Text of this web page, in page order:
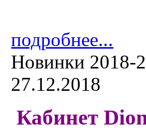
подробнее...
Новинки 2018-
27.12.2018
Кабинет